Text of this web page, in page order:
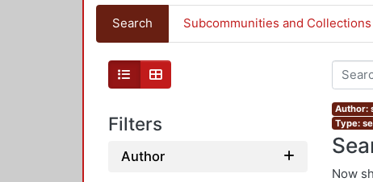
Search Subcommunities and Collections
Filters
Author
Author:
Type:
Now